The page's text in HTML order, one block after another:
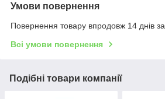
Умови повернення
Повернення товару впродовж 14 днів
Всі умови повернення
Подібні товари компанії